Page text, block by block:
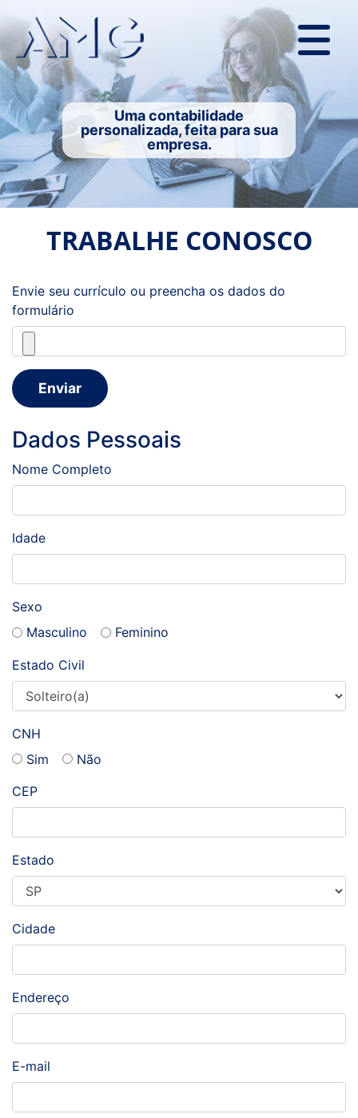
Uma contabilidade
personalizada, feita para sua
empresa.
TRABALHE CONOSCO
Envie seu currículo ou preencha os dados do
formulário
Dados Pessoais
Nome Completo
Idade
Sexo
Masculino
Feminino
Estado Civil
CNH
Sim
Não
CEP
Estado
Cidade
Endereço
E-mail